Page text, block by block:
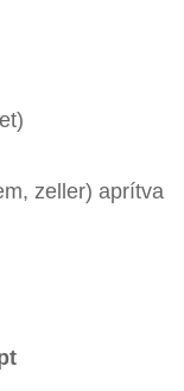
zeller) aprítva